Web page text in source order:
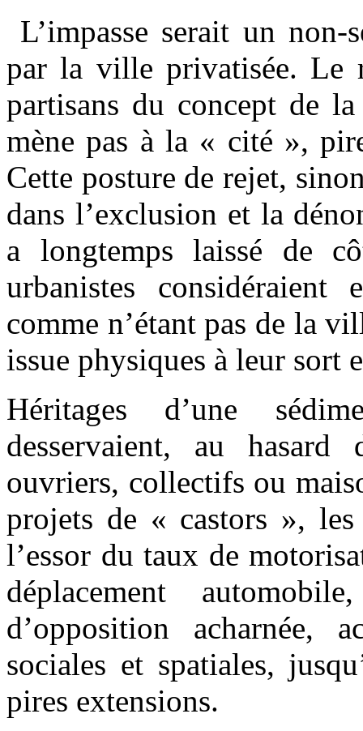
L’impasse serait un
par la ville privatisée. Le
partisans du concept de
mène pas à la « cité »,
Cette posture de rejet,
dans l’exclusion et la
a longtemps laissé de
urbanistes considéraient
comme n’étant pas de la
issue physiques à leur sort
Héritages d’une
desservaient, au hasard
ouvriers, collectifs ou
projets de « castors », les
l’essor du taux de
déplacement
d’opposition acharnée,
sociales et spatiales,
pires extensions.